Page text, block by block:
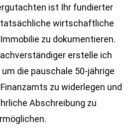
ist Ihr fundierter
tatsächliche wirtschaftliche
zu dokumentieren.
erstelle ich
die pauschale 50-jährige
zu widerlegen und
Abschreibung zu